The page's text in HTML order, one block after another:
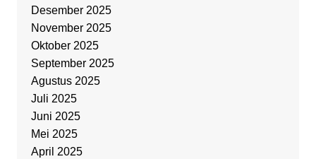
Desember 2025
November 2025
Oktober 2025
September 2025
Agustus 2025
Juli 2025
Juni 2025
Mei 2025
April 2025